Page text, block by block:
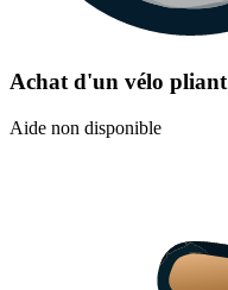
Achat d'un vélo pliant
Aide non disponible